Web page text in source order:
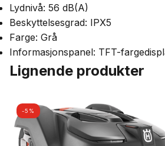
Lydnivå: 56 dB(A)
Beskyttelsesgrad: IPX5
Farge: Grå
Informasjonspanel: TFT-
Lignende produkter
-5%